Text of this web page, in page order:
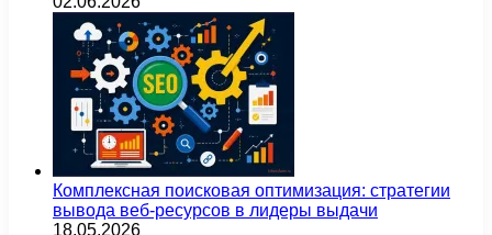
Комплексная поисковая оптимизация: стратегии
вывода веб-ресурсов в лидеры выдачи
18.05.2026